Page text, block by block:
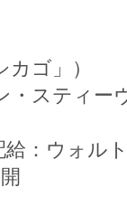
ゴ」）
・スティー
給：ウォル